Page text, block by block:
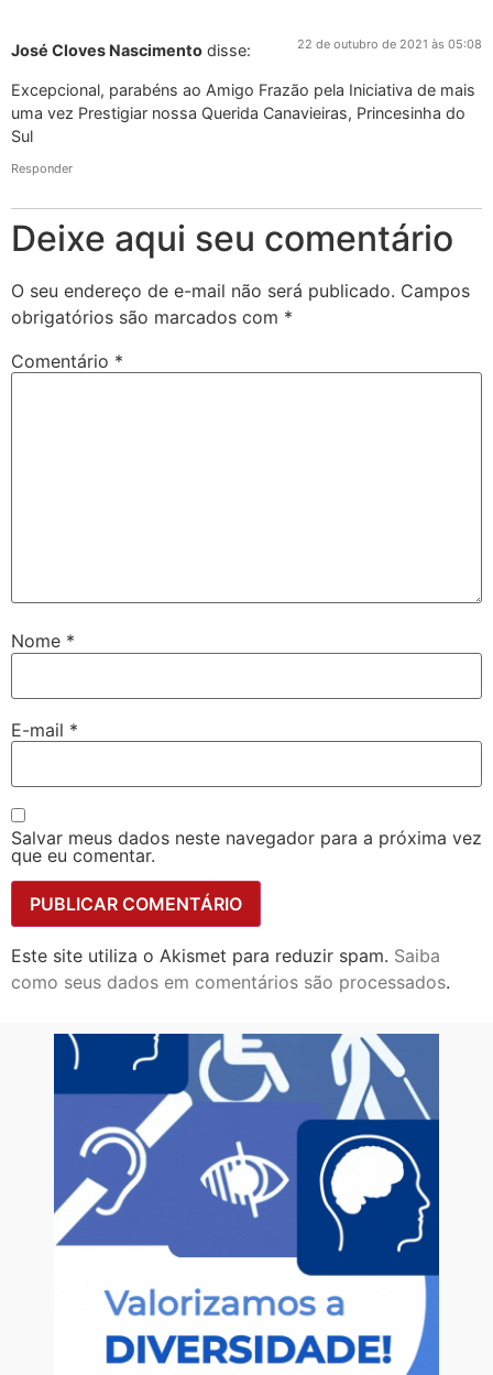
José Cloves Nascimento disse: 22 de outubro de 2021 às 05:08
Excepcional, parabéns ao Amigo Frazão pela Iniciativa de mais
uma vez Prestigiar nossa Querida Canavieiras, Princesinha do
Sul
Responder
Deixe aqui seu comentário
O seu endereço de e-mail não será publicado. Campos
obrigatórios são marcados com *
Comentário *
Nome *
E-mail *
Salvar meus dados neste navegador para a próxima vez
que eu comentar.
Este site utiliza o Akismet para reduzir spam. Saiba
como seus dados em comentários são processados.